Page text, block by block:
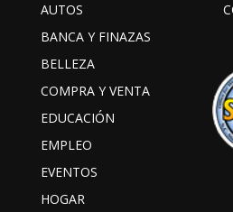
AUTOS
BANCA Y FINAZAS
BELLEZA
COMPRA Y VENTA
EDUCACIÓN
EMPLEO
EVENTOS
HOGAR